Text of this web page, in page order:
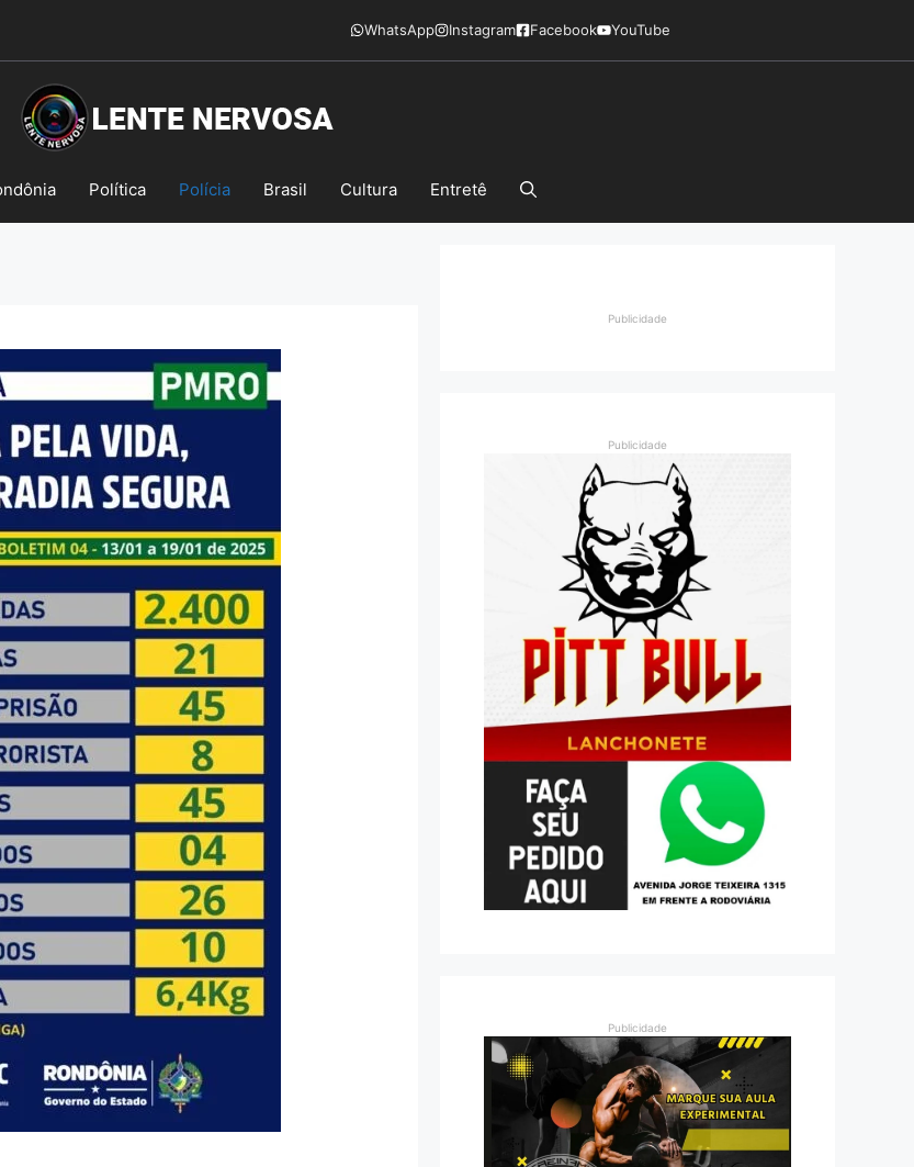
WhatsApp Instagram Facebook YouTube
Política Polícia Brasil Cultura Entretê
Publicidade
Publicidade
Publicidade